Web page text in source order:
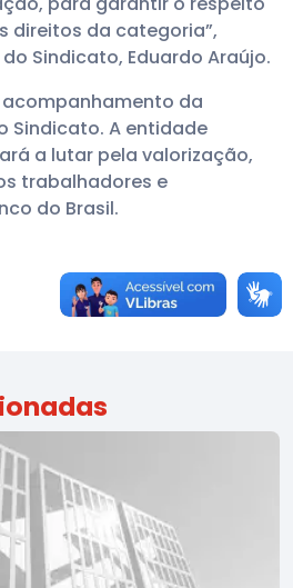
direitos da categoria”,
Sindicato, Eduardo Araújo.
da
Sindicato. A entidade
a lutar pela valorização,
trabalhadores e
do Brasil.